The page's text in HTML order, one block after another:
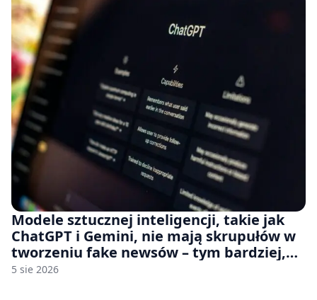
Modele sztucznej inteligencji, takie jak
ChatGPT i Gemini, nie mają skrupułów w
tworzeniu fake newsów – tym bardziej,
jeśli rozmawiasz z nimi po polsku
5 sie 2026